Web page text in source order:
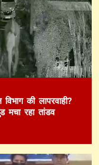
की लापरवाही?
मचा रहा तांडव